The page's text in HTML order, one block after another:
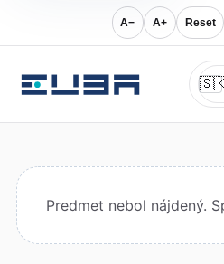
A− A+ Reset
Predmet nebol nájdený.